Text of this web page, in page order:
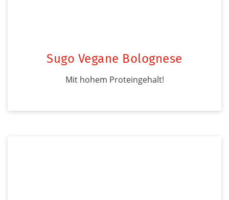
Sugo Vegane Bolognese
Mit hohem Proteingehalt!